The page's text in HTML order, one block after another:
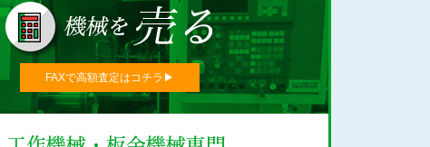
FAXで高額査定はコチラ▶︎